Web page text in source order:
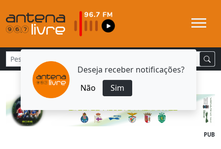
Deseja receber notificações?
Não
Sim
PUB